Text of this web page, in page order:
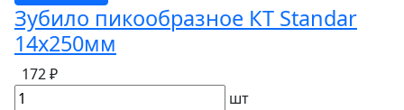
Зубило пикообразное КТ Standar
14х250мм
172 ₽
шт